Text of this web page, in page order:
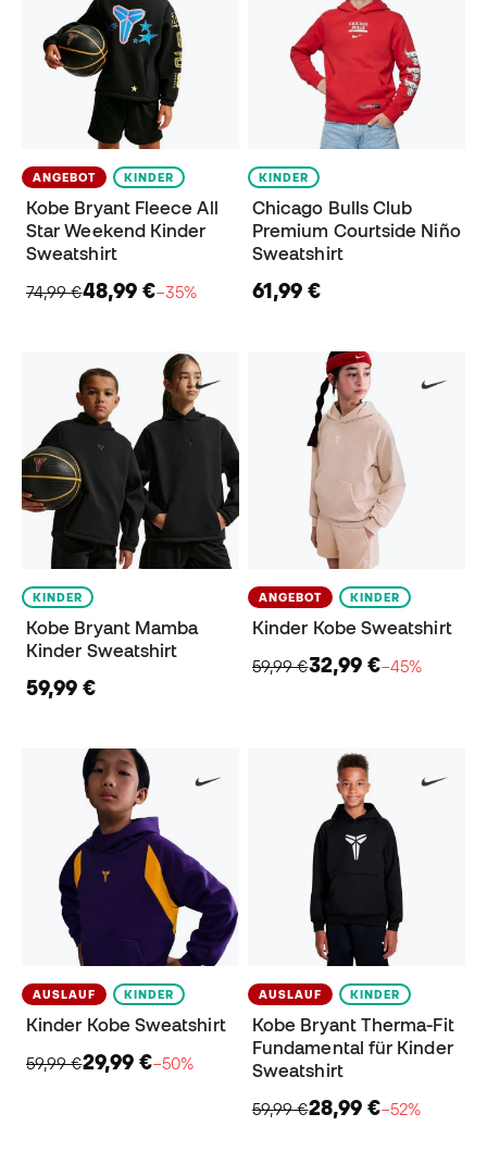
ANGEBOT KINDER
Kobe Bryant Fleece All
Star Weekend Kinder
Sweatshirt
74,99 €48,99 €−35%
KINDER
Chicago Bulls Club
Premium Courtside Niño
Sweatshirt
61,99 €
KINDER
Kobe Bryant Mamba
Kinder Sweatshirt
59,99 €
ANGEBOT KINDER
Kinder Kobe Sweatshirt
59,99 €32,99 €−45%
AUSLAUF KINDER
Kinder Kobe Sweatshirt
59,99 €29,99 €−50%
AUSLAUF KINDER
Kobe Bryant Therma-Fit
Fundamental für Kinder
Sweatshirt
59,99 €28,99 €−52%